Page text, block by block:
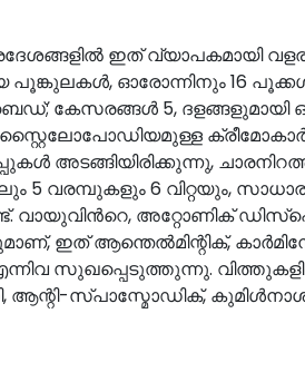
ഇത് വ്യാപകമായി
ഓരോന്നിനും 16
5, ദളങ്ങളുമായി
അടങ്ങിയിരിക്കുന്നു,
5 വരമ്പുകളും 6 വിറ്റയും,
അറ്റോണിക്
ഇത് ആന്തെൽമിന്റിക്,
സുഖപ്പെടുത്തുന്നു.
സ്പാസ്മോഡിക്,